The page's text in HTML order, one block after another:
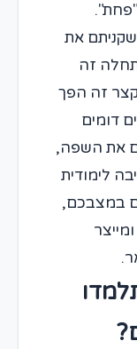
את
זה
זה הפך
דומים
את השפה,
לימודית
במצבכם,